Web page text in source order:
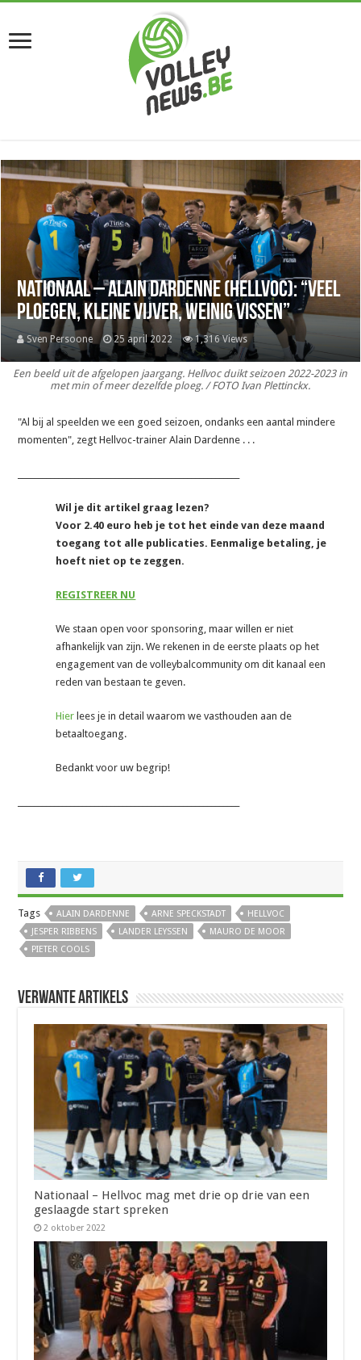
Nationaal – Alain Dardenne (Hellvoc): “Veel
ploegen, kleine vijver, weinig vissen”
Sven Persoone 25 april 2022 1,316 Views
Een beeld uit de afgelopen jaargang. Hellvoc duikt seizoen 2022-2023 in
met min of meer dezelfde ploeg. / FOTO Ivan Plettinckx.
"Al bij al speelden we een goed seizoen, ondanks een aantal mindere
momenten", zegt Hellvoc-trainer Alain Dardenne . . .
Wil je dit artikel graag lezen?
Voor 2.40 euro heb je tot het einde van deze maand
toegang tot alle publicaties. Eenmalige betaling, je
hoeft niet op te zeggen.
REGISTREER NU
We staan open voor sponsoring, maar willen er niet
afhankelijk van zijn. We rekenen in de eerste plaats op het
engagement van de volleybalcommunity om dit kanaal een
reden van bestaan te geven.
Hier lees je in detail waarom we vasthouden aan de
betaaltoegang.
Bedankt voor uw begrip!
Tags ALAIN DARDENNE ARNE SPECKSTADT
HELLVOC
JESPER RIBBENS
LANDER LEYSSEN
MAURO DE MOOR
PIETER COOLS
Verwante artikels
Nationaal – Hellvoc mag met drie op drie van een
geslaagde start spreken
2 oktober 2022